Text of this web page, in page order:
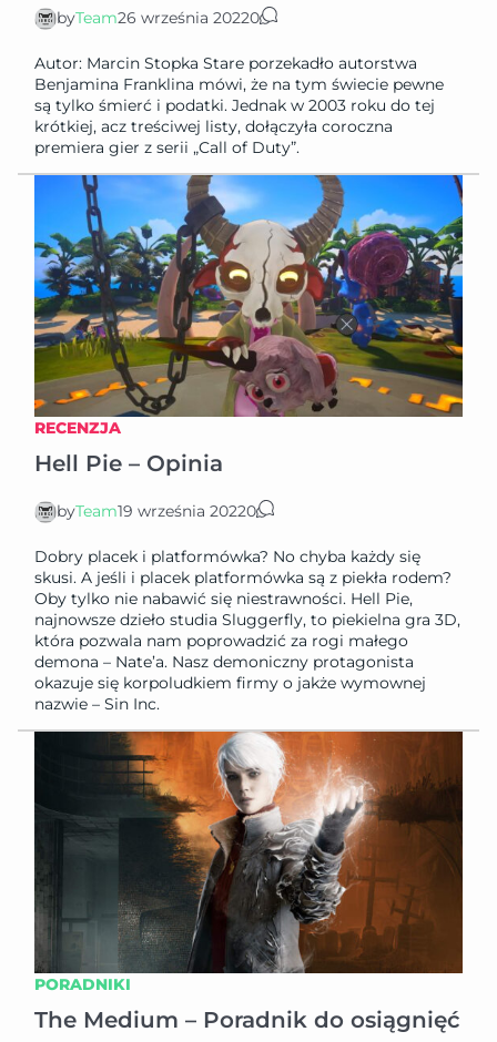
byTeam26 września 20220
Autor: Marcin Stopka Stare porzekadło autorstwa
Benjamina Franklina mówi, że na tym świecie pewne
są tylko śmierć i podatki. Jednak w 2003 roku do tej
krótkiej, acz treściwej listy, dołączyła coroczna
premiera gier z serii „Call of Duty”.
RECENZJA
Hell Pie – Opinia
byTeam19 września 20220
Dobry placek i platformówka? No chyba każdy się
skusi. A jeśli i placek platformówka są z piekła rodem?
Oby tylko nie nabawić się niestrawności. Hell Pie,
najnowsze dzieło studia Sluggerfly, to piekielna gra 3D,
która pozwala nam poprowadzić za rogi małego
demona – Nate’a. Nasz demoniczny protagonista
okazuje się korpoludkiem firmy o jakże wymownej
nazwie – Sin Inc.
PORADNIKI
The Medium – Poradnik do osiągnięć